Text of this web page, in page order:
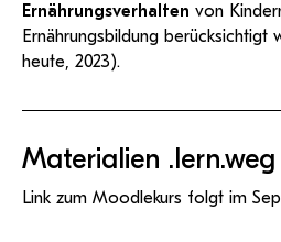
Ernährungsverhalten von
Ernährungsbildung berücksichtigt
heute, 2023).
Materialien .lern.weg
Link zum Moodlekurs folgt im